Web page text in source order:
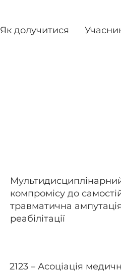
Як долучитися
компромісу до
травматична
реабілітації
2123 – Асоціація